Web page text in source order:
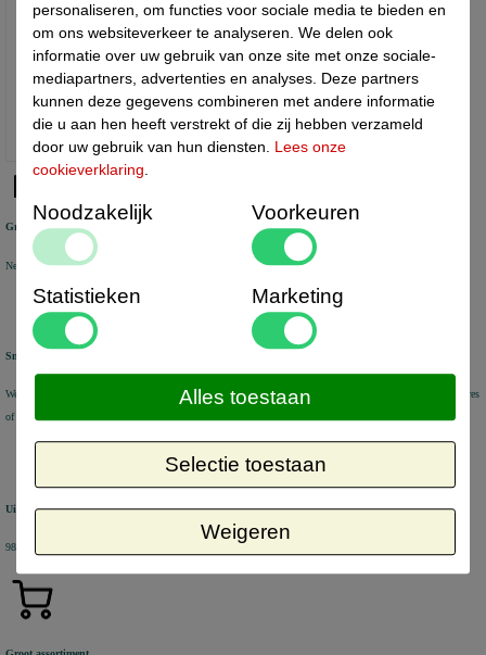
Rugsteun van karton
Gratis verzending
Nederland vanaf € 50 excl. btw België vanaf € 80 excl. btw Duitsland vanaf € 80 excl. btw
Snel geleverd
We verzenden voorraad artikelen binnen 1-2 werkdagen met DHL Parcel of DHL for You. Aflevering op adres
of DHL Service Point
Uitstekende review score
98% van de KiyOh reviews beveelt ons aan
personaliseren, om functies voor sociale media te bieden en
om ons websiteverkeer te analyseren. We delen ook
informatie over uw gebruik van onze site met onze sociale-
mediapartners, advertenties en analyses. Deze partners
kunnen deze gegevens combineren met andere informatie
die u aan hen heeft verstrekt of die zij hebben verzameld
door uw gebruik van hun diensten. Lees onze
cookieverklaring.
Noodzakelijk Voorkeuren
Statistieken Marketing
Weigeren
Selectie toestaan
Alles toestaan